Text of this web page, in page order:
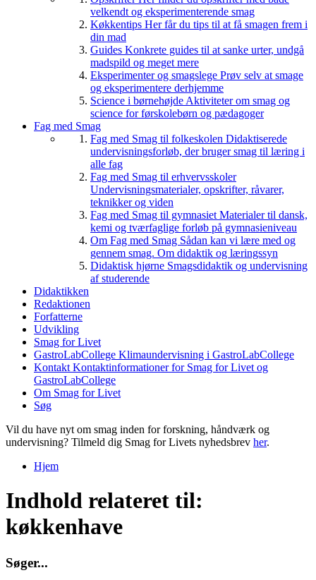
velkendt og eksperimenterende smag
Køkkentips Her får du tips til at få smagen frem i
din mad
Guides Konkrete guides til at sanke urter, undgå
madspild og meget mere
Eksperimenter og smagslege Prøv selv at smage
og eksperimentere derhjemme
Science i børnehøjde Aktiviteter om smag og
science for førskolebørn og pædagoger
Fag med Smag
Fag med Smag til folkeskolen Didaktiserede
undervisningsforløb, der bruger smag til læring i
alle fag
Fag med Smag til erhvervsskoler
Undervisningsmaterialer, opskrifter, råvarer,
teknikker og viden
Fag med Smag til gymnasiet Materialer til dansk,
kemi og tværfaglige forløb på gymnasieniveau
Om Fag med Smag Sådan kan vi lære med og
gennem smag. Om didaktik og læringssyn
Didaktisk hjørne Smagsdidaktik og undervisning
af studerende
Didaktikken
Redaktionen
Forfatterne
Udvikling
Smag for Livet
GastroLabCollege Klimaundervisning i GastroLabCollege
Kontakt Kontaktinformationer for Smag for Livet og
GastroLabCollege
Om Smag for Livet
Søg
Vil du have nyt om smag inden for forskning, håndværk og
undervisning? Tilmeld dig Smag for Livets nyhedsbrev her.
Hjem
Indhold relateret til:
køkkenhave
Søger...